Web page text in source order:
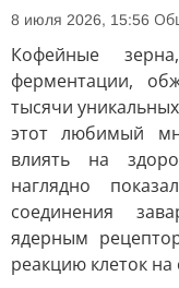
8 июля 2026, 15:56
Кофейные
ферментации,
тысячи
этот любимый
влиять на
наглядно
соединения
ядерным
реакцию клеток на